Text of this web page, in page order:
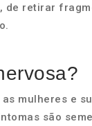
retirar
mulheres e
são